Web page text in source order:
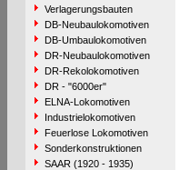
Verlagerungsbauten
DB-Neubaulokomotiven
DB-Umbaulokomotiven
DR-Neubaulokomotiven
DR-Rekolokomotiven
DR - "6000er"
ELNA-Lokomotiven
Industrielokomotiven
Feuerlose Lokomotiven
Sonderkonstruktionen
SAAR (1920 - 1935)